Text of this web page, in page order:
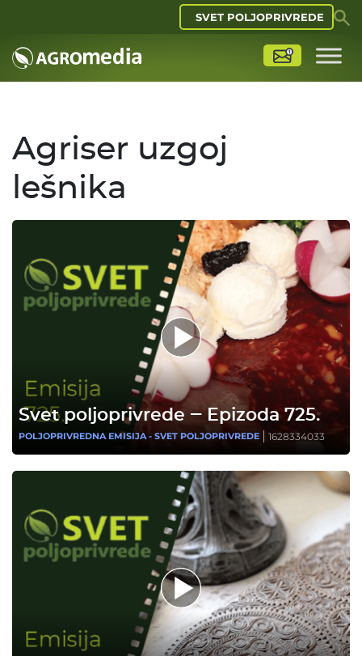
SVET POLJOPRIVREDE
Agriser uzgoj
lešnika
Svet poljoprivrede ‒ Epizoda 725.
POLJOPRIVREDNA EMISIJA - SVET POLJOPRIVREDE 1628334033